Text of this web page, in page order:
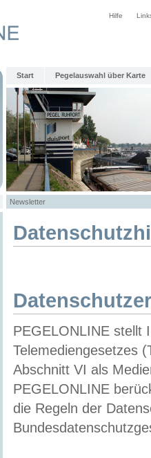
Hilfe
Start Pegelauswahl über Karte
Newsletter
PEGELONLINE stellt
Telemediengesetzes
Abschnitt VI als
PEGELONLINE
die Regeln der